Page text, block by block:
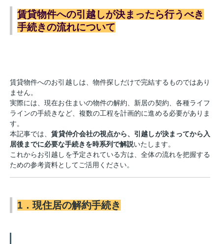
賃貸物件への引越しが決まったら行うべき
手続きの流れについて
賃貸物件へのお引越しは、物件探しだけで完結するものではあり
ません。
実際には、現在お住まいの物件の解約、新居の契約、各種ライフ
ラインの手続きなど、複数の工程を計画的に進める必要がありま
す。
本記事では、賃貸仲介会社の視点から、引越しが決まってから入
居後までに必要な手続きを時系列で解説いたします。
これからお引越しを予定されている方は、全体の流れを把握する
ための参考資料としてご活用ください。
1．現住居の解約手続き